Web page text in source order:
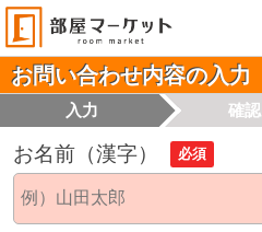
お問い合わせ内容の入力
入力 確認
お名前（漢字） 必須